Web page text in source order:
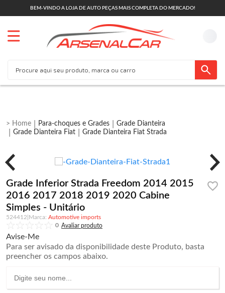
BEM-VINDO A LOJA DE AUTO PEÇAS MAIS COMPLETA DO MERCADO!
Para-choques e Grades
Grade Dianteira
Grade Dianteira Fiat
Grade Dianteira Fiat Strada
Grade Inferior Strada Freedom 2014 2015
2016 2017 2018 2019 2020 Cabine
Simples - Unitário
524412
Automotive imports
0
Avise-Me
Para ser avisado da disponibilidade deste Produto, basta
preencher os campos abaixo.